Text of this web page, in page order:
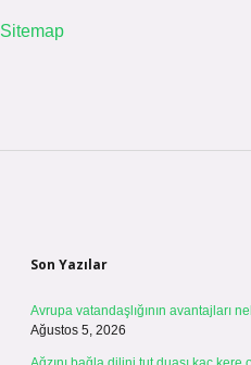
Sitemap
Son Yazılar
Avrupa vatandaşlığının avantajları
Ağustos 5, 2026